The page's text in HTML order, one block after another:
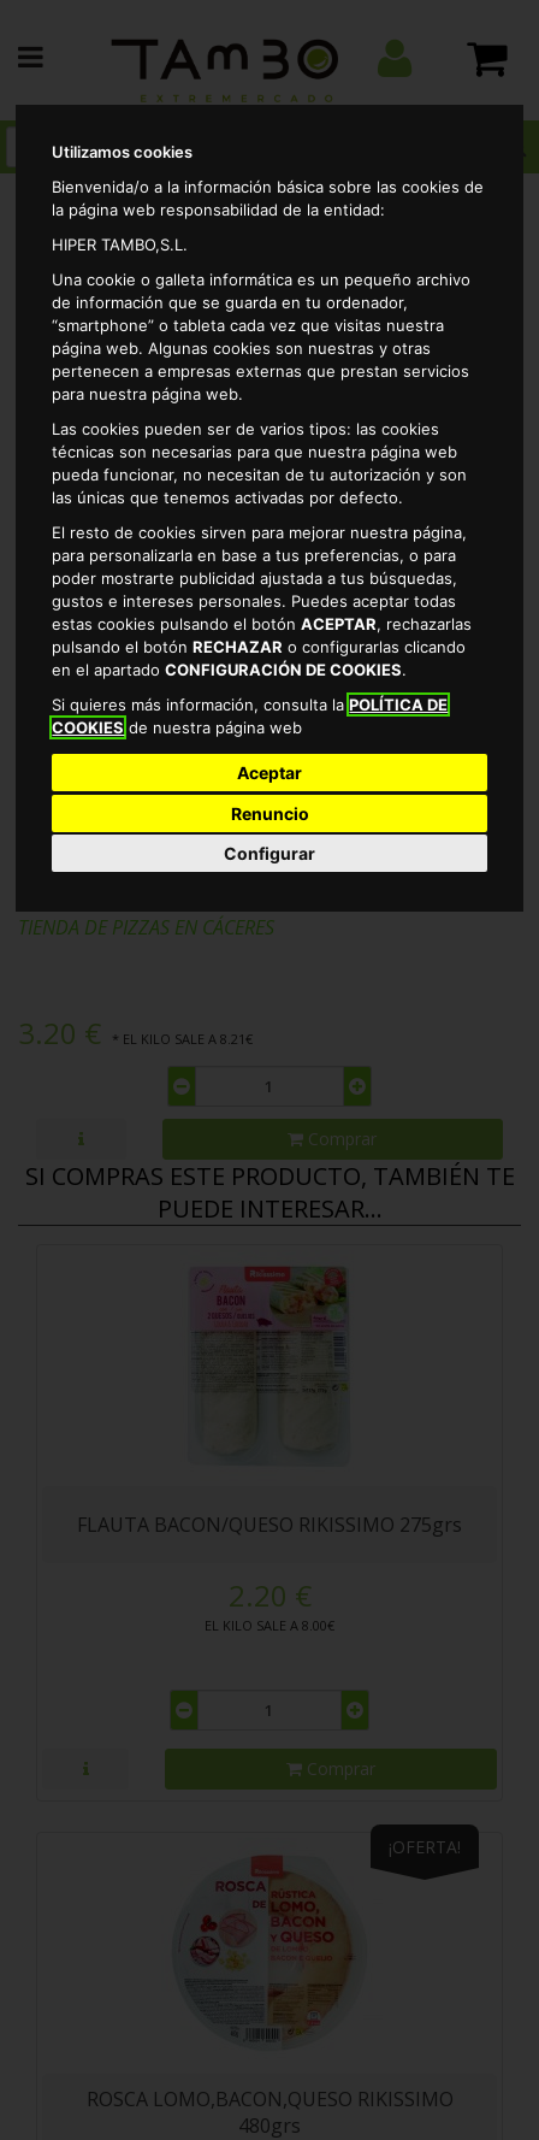
Utilizamos cookies
Bienvenida/o a la información básica sobre las cookies de
la página web responsabilidad de la entidad:
HIPER TAMBO,S.L.
Una cookie o galleta informática es un pequeño archivo
de información que se guarda en tu ordenador,
“smartphone” o tableta cada vez que visitas nuestra
página web. Algunas cookies son nuestras y otras
pertenecen a empresas externas que prestan servicios
para nuestra página web.
Las cookies pueden ser de varios tipos: las cookies
técnicas son necesarias para que nuestra página web
pueda funcionar, no necesitan de tu autorización y son
las únicas que tenemos activadas por defecto.
El resto de cookies sirven para mejorar nuestra página,
para personalizarla en base a tus preferencias, o para
poder mostrarte publicidad ajustada a tus búsquedas,
gustos e intereses personales. Puedes aceptar todas
estas cookies pulsando el botónACEPTAR, rechazarlas
pulsando el botónRECHAZAR o configurarlas clicando
en el apartadoCONFIGURACIÓN DE COOKIES.
Si quieres más información, consulta laPOLÍTICA DE
COOKIES de nuestra página web
Aceptar
Renuncio
Configurar
Charcuteria
Pizza 4 quesos casa tarradellas 390gr
PIZZA 4 QUESOS CASA TARRADELLAS
TIENDA DE PIZZAS EN CÁCERES
3.20 € * EL KILO SALE A 8.21€
Comprar
SI COMPRAS ESTE PRODUCTO, TAMBIÉN TE
PUEDE INTERESAR...
FLAUTA BACON/QUESO RIKISSIMO 275grs
2.20 €
EL KILO SALE A 8.00€
Comprar
¡OFERTA!
ROSCA LOMO,BACON,QUESO RIKISSIMO
480grs